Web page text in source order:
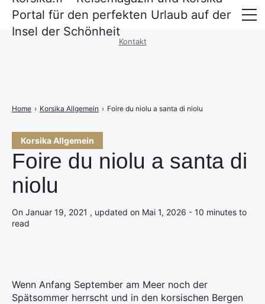
Korsika Allgemein
Foire du niolu a santa di
niolu
On Januar 19, 2021 , updated on Mai 1, 2026 - 10 minutes to
read
Home › Korsika Allgemein › Foire du niolu a santa di niolu
Wenn Anfang September am Meer noch der
Spätsommer herrscht und in den korsischen Bergen
Portal für den perfekten Urlaub auf der
Insel der Schönheit
Impressum · Datenschutzerklärung
Kontakt